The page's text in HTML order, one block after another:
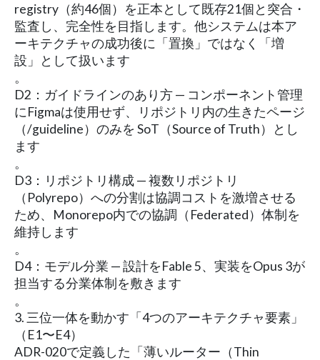
registry（約46個）を正本として既存21個と突合・
監査し、完全性を目指します。他システムは本ア
ーキテクチャの成功後に「置換」ではなく「増
設」として扱います
。
D2：ガイドラインのあり方 — コンポーネント管理
にFigmaは使用せず、リポジトリ内の生きたページ
（/guideline）のみを SoT（Source of Truth）とし
ます
。
D3：リポジトリ構成 — 複数リポジトリ
（Polyrepo）への分割は協調コストを激増させる
ため、Monorepo内での協調（Federated）体制を
維持します
。
D4：モデル分業 — 設計をFable 5、実装をOpus 3が
担当する分業体制を敷きます
。
3. 三位一体を動かす「4つのアーキテクチャ要素」
（E1〜E4）
ADR-020で定義した「薄いルーター（Thin